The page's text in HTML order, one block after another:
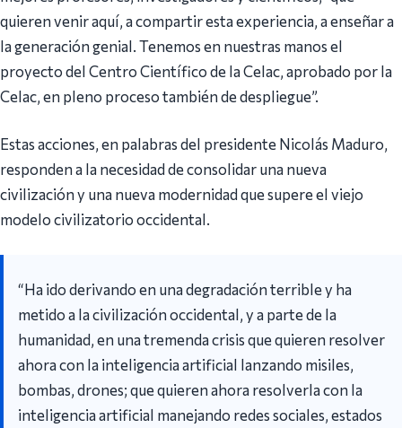
quieren venir aquí, a compartir esta experiencia, a enseñar a
la generación genial. Tenemos en nuestras manos el
proyecto del Centro Científico de la Celac, aprobado por la
Celac, en pleno proceso también de despliegue”.
Estas acciones, en palabras del presidente Nicolás Maduro,
responden a la necesidad de consolidar una nueva
civilización y una nueva modernidad que supere el viejo
modelo civilizatorio occidental.
“Ha ido derivando en una degradación terrible y ha
metido a la civilización occidental, y a parte de la
humanidad, en una tremenda crisis que quieren resolver
ahora con la inteligencia artificial lanzando misiles,
bombas, drones; que quieren ahora resolverla con la
inteligencia artificial manejando redes sociales, estados